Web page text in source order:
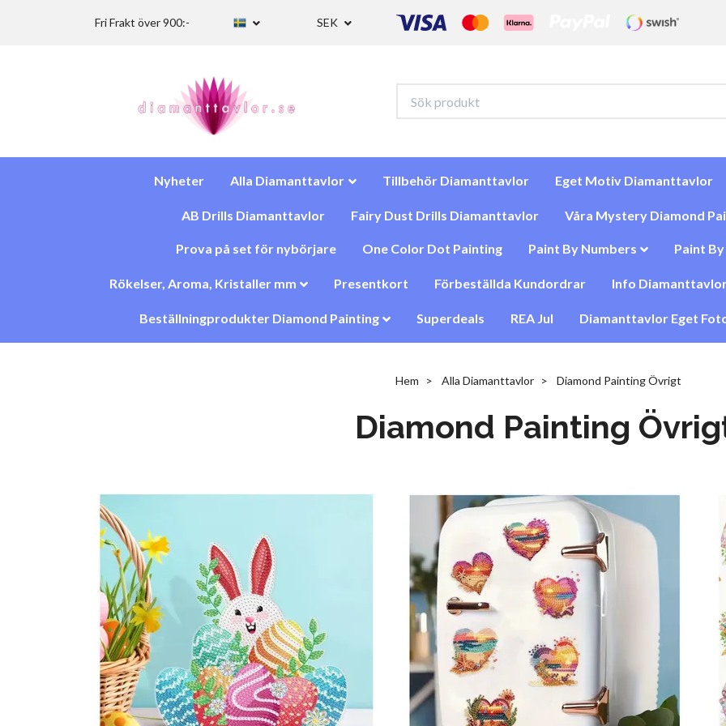
Fri Frakt över 900:- SEK
Nyheter Alla Diamanttavlor Tillbehör Diamanttavlor Eget Motiv Diamanttavlor
AB Drills Diamanttavlor Fairy Dust Drills Diamanttavlor Våra Mystery Diamond
Prova på set för nybörjare One Color Dot Painting Paint By Numbers Paint
Rökelser, Aroma, Kristaller mm Presentkort Förbeställda Kundordrar Info
Beställningprodukter Diamond Painting Superdeals REA Jul Diamanttavlor Eget
Hem Alla Diamanttavlor Diamond Painting Övrigt
Diamond Painting